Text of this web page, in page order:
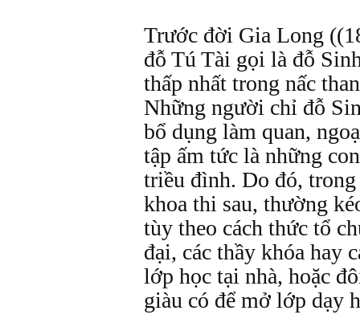
Trước đời Gia Long
đỗ Tú Tài gọi là đỗ
thấp nhất trong nấc
Những người chỉ đỗ
bổ dụng làm quan,
tập ấm tức là những
triều đình. Do đó,
khoa thi sau, thường
tùy theo cách thức tổ
đại, các thầy khóa hay
lớp học tại nhà, hoặc
giàu có để mở lớp dạy